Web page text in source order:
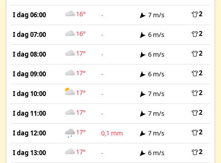
I dag 06:00 16° - 7 m/s 2
I dag 07:00 16° - 6 m/s 2
I dag 08:00 17° - 6 m/s 2
I dag 09:00 17° - 6 m/s 2
I dag 10:00 17° - 7 m/s 2
I dag 11:00 17° - 7 m/s 2
I dag 12:00 17° 0,1 mm 7 m/s 2
I dag 13:00 17° - 6 m/s 2